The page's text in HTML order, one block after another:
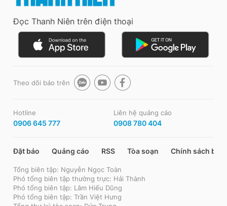
Đọc Thanh Niên trên điện thoại
Theo dõi báo trên
Hotline
0906 645 777
Liên hệ quảng cáo
0908 780 404
Đặt báo Quảng cáo RSS Tòa soạn Chính sách bảo
Tổng biên tập: Nguyễn Ngọc Toàn
Phó tổng biên tập thường trực: Hải Thành
Phó tổng biên tập: Lâm Hiếu Dũng
Phó tổng biên tập: Trần Việt Hưng